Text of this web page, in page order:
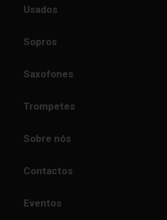
Usados
Sopros
Saxofones
Trompetes
Sobre nós
Contactos
Eventos